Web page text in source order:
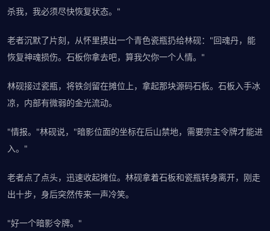
杀我，我必须尽快恢复状态。"
老者沉默了片刻，从怀里摸出一个青色瓷瓶扔给林砚："回魂丹，能
恢复神魂损伤。石板你拿去吧，算我欠你一个人情。"
林砚接过瓷瓶，将铁剑留在摊位上，拿起那块源码石板。石板入手冰
凉，内部有微弱的金光流动。
"情报。"林砚说，"暗影位面的坐标在后山禁地，需要宗主令牌才能进
入。"
老者点了点头，迅速收起摊位。林砚拿着石板和瓷瓶转身离开，刚走
出十步，身后突然传来一声冷笑。
"好一个暗影令牌。"